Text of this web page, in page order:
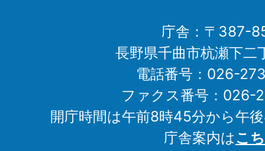
庁舎：〒387-
長野県千曲市杭瀬下二
電話番号：026-
ファクス番号：026-
開庁時間は午前8時45分から午
庁舎案内はこ